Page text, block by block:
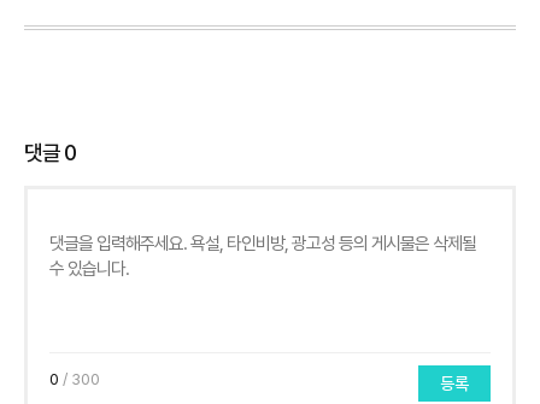
댓글0
0 / 300 등록